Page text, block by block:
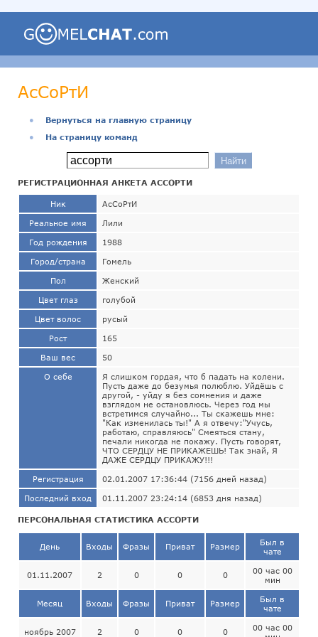
АсСоРтИ
●
Вернуться на главную страницу
●
На страницу команд
РЕГИСТРАЦИОННАЯ АНКЕТА АССОРТИ
Ник АсСоРтИ
Реальное имя Лили
Год рождения 1988
Город/страна Гомель
Пол Женский
Цвет глаз голубой
Цвет волос русый
Рост 165
Ваш вес 50
О себе
Я слишком гордая, что б падать на колени.
Пусть даже до безумья полюблю. Уйдёшь с
другой, - уйду я без сомнения и даже
взглядом не остановлюсь. Через год мы
встретимся случайно... Ты скажешь мне:
"Как изменилась ты!" А я отвечу:"Учусь,
работаю, справляюсь" Смеяться стану,
печали никогда не покажу. Пусть говорят,
ЧТО СЕРДЦУ НЕ ПРИКАЖЕШЬ! Так знай, Я
ДАЖЕ СЕРДЦУ ПРИКАЖУ!!!
Регистрация 02.01.2007 17:36:44 (7156 дней назад)
Последний вход 01.11.2007 23:24:14 (6853 дня назад)
ПЕРСОНАЛЬНАЯ СТАТИСТИКА АССОРТИ
День Входы Фразы Приват Размер
Был в
чате
01.11.2007 2 0 0 0
00 час 00
мин
Месяц Входы Фразы Приват Размер
Был в
чате
ноябрь 2007 2 0 0 0
00 час 00